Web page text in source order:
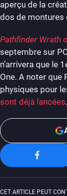
aperçu de la
dos de montures
Pathfinder Wrath
septembre sur
n’arrivera que le
One. A noter
physiques pour
sont déjà lancées.
CET ARTICLE PEUT